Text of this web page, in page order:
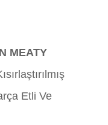
MEATY
Etli Ve